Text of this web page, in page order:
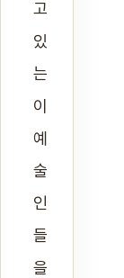
고
있
는
이
예
술
인
들
을